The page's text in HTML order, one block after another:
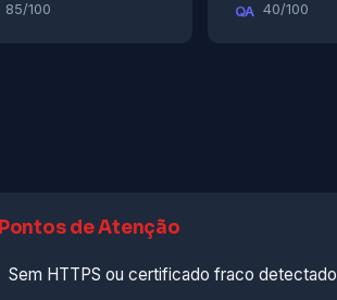
85/100 QA 40/100
Pontos de Atenção
Sem HTTPS ou certificado fraco detectado